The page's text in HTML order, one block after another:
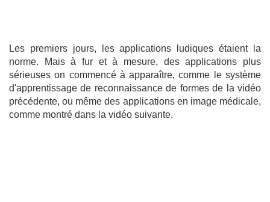
Les premiers jours, les applications ludiques étaient la
norme. Mais à fur et à mesure, des applications plus
sérieuses on commencé à apparaître, comme le système
d'apprentissage de reconnaissance de formes de la vidéo
précédente, ou même des applications en image médicale,
comme montré dans la vidéo suivante.